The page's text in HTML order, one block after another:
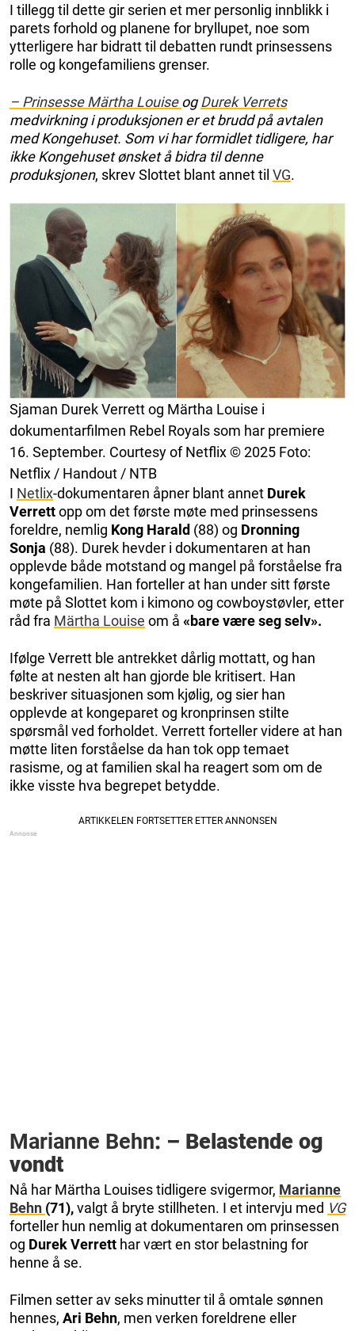
I tillegg til dette gir serien et mer personlig innblikk i
parets forhold og planene for bryllupet, noe som
ytterligere har bidratt til debatten rundt prinsessens
rolle og kongefamiliens grenser.
– Prinsesse Märtha LouiseogDurek Verrets
medvirkning i produksjonen er et brudd på avtalen
med Kongehuset. Som vi har formidlet tidligere, har
ikke Kongehuset ønsket å bidra til denne
produksjonen, skrev Slottet blant annet til VG.
Sjaman Durek Verrett og Märtha Louise i
dokumentarfilmen Rebel Royals som har premiere
16. September. Courtesy of Netflix © 2025 Foto:
Netflix / Handout / NTB
I Netlix-dokumentaren åpner blant annet Durek
Verrettopp om det første møte med prinsessens
foreldre, nemlig Kong Harald (88) og Dronning
Sonja (88). Durek hevder i dokumentaren at han
opplevde både motstand og mangel på forståelse fra
kongefamilien. Han forteller at han under sitt første
møte på Slottet kom i kimono og cowboystøvler, etter
råd fra Märtha Louise om å «bare være seg selv».
Ifølge Verrett ble antrekket dårlig mottatt, og han
følte at nesten alt han gjorde ble kritisert. Han
beskriver situasjonen som kjølig, og sier han
opplevde at kongeparet og kronprinsen stilte
spørsmål ved forholdet. Verrett forteller videre at han
møtte liten forståelse da han tok opp temaet
rasisme, og at familien skal ha reagert som om de
ikke visste hva begrepet betydde.
Marianne Behn: – Belastende og
vondt
Nå har Märtha Louises tidligere svigermor, Marianne
Behn (71),valgt å bryte stillheten. I et intervju med VG
forteller hun nemlig at dokumentaren om prinsessen
og Durek Verrett har vært en stor belastning for
henne å se.
Filmen setter av seks minutter til å omtale sønnen
hennes, Ari Behn, men verken foreldrene eller